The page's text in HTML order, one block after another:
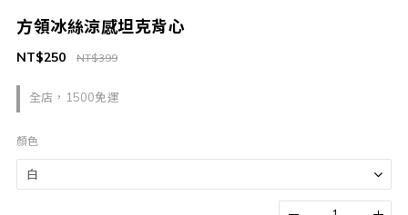
方領冰絲涼感坦克背心
全店，1500免運
NT$399
NT$250
顏色